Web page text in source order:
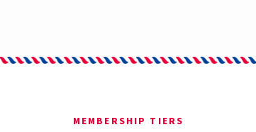
MEMBERSHIP TIERS